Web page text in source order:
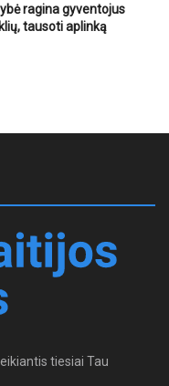
ragina gyventojus
tausoti aplinką
tiesiai Tau